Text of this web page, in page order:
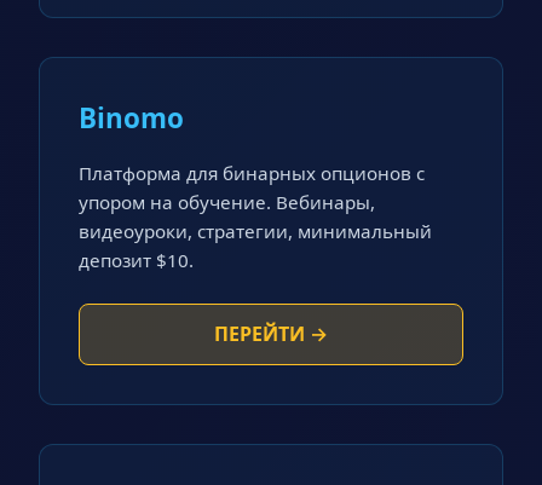
Binomo
Платформа для бинарных опционов с
упором на обучение. Вебинары,
видеоуроки, стратегии, минимальный
депозит $10.
ПЕРЕЙТИ →